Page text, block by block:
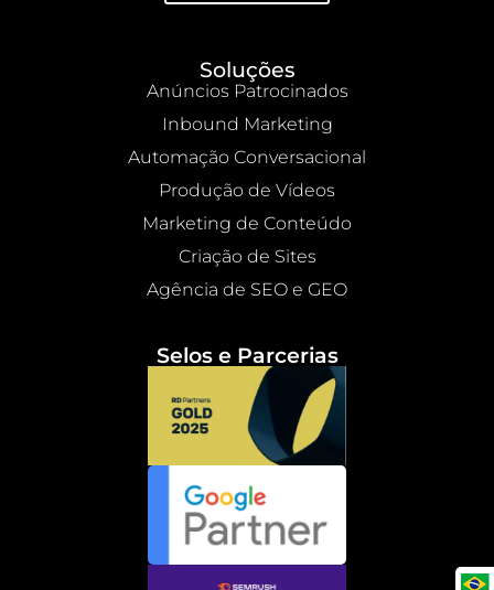
Soluções
Anúncios Patrocinados
Inbound Marketing
Automação Conversacional
Produção de Vídeos
Marketing de Conteúdo
Criação de Sites
Agência de SEO e GEO
Selos e Parcerias